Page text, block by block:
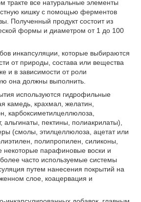
тракте все натуральные элементы
кишку с помощью ферментов
Полученный продукт состоит из
формы и диаметром от 1 до 100
инкапсуляции, которые выбираются
от природы, состава или вещества
и в зависимости от роли
она должны выполнить.
используются гидрофильные
камедь, крахмал, желатин,
карбоксиметилцеллюлоза,
альгинаты, пектины, полиакрилаты),
(смолы, этилцеллюлоза, ацетат или
полипропилен, силиконы,
некоторые парафиновые воски и
часто используемые системы
путем нанесения покрытий на
слое, коацервация и